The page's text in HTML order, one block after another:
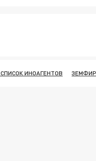
ИНОАГЕНТОВ